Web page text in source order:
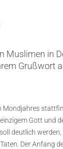
Muslimen in
Grußwort
Gott und
deutlich
Der Anfang